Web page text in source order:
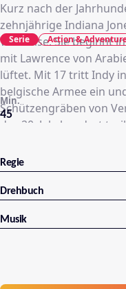
Kurz nach der
zehnjährige Indiana
Weltreise. Sie beginnt
mit Lawrence von
lüftet. Mit 17 tritt Indy
belgische Armee ein
Schützengräben von
das 20. Jahrhundert
45
Min.
Serie Action &
Regie
Drehbuch
Musik